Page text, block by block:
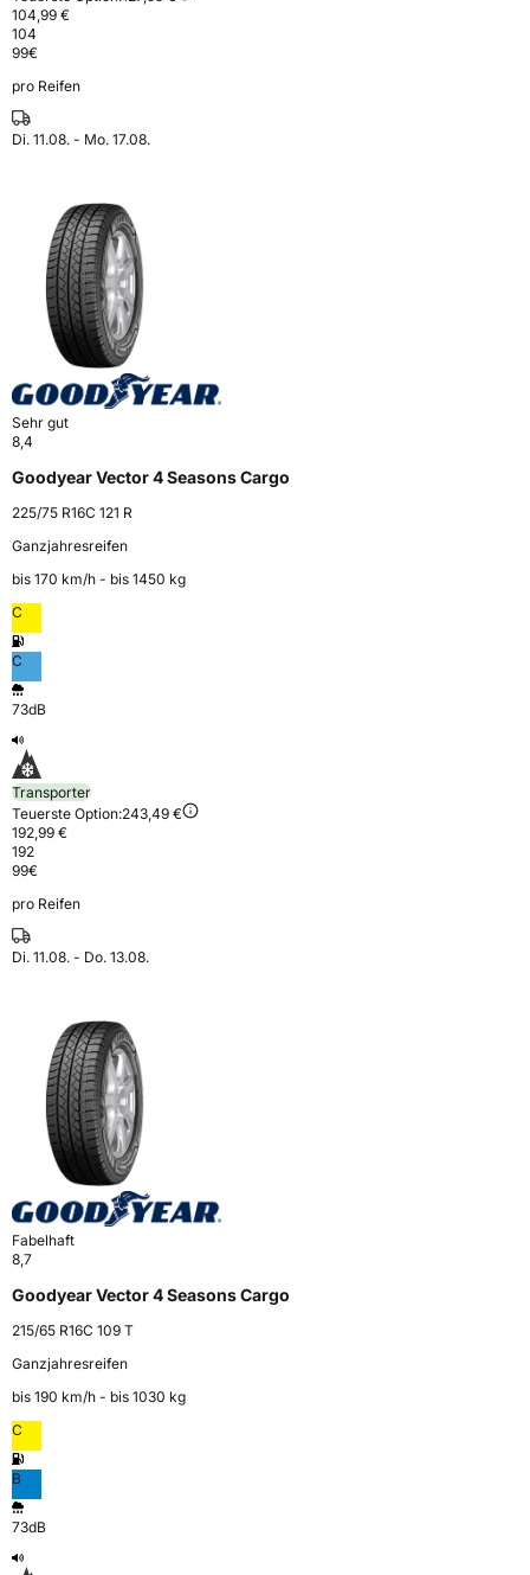
104,99 €
104
99€
pro Reifen
Di. 11.08. - Mo. 17.08.
Sehr gut
8,4
Goodyear Vector 4 Seasons Cargo
225/75 R16C 121 R
Ganzjahresreifen
bis 170 km⁠/⁠h - bis 1450 kg
C
C
73dB
Transporter
Teuerste Option:243,49 €
192,99 €
192
99€
pro Reifen
Di. 11.08. - Do. 13.08.
Fabelhaft
8,7
Goodyear Vector 4 Seasons Cargo
215/65 R16C 109 T
Ganzjahresreifen
bis 190 km⁠/⁠h - bis 1030 kg
C
B
73dB